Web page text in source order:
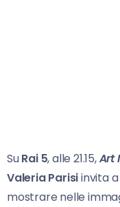
SuRai 5, alle 21.15,Art
Valeria Parisiinvita
mostrare nelle